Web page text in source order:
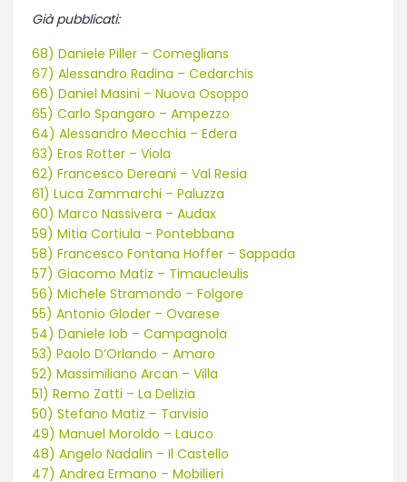
Già pubblicati:
68) Daniele Piller – Comeglians
67) Alessandro Radina – Cedarchis
66) Daniel Masini – Nuova Osoppo
65) Carlo Spangaro – Ampezzo
64) Alessandro Mecchia – Edera
63) Eros Rotter – Viola
62) Francesco Dereani – Val Resia
61) Luca Zammarchi – Paluzza
60) Marco Nassivera – Audax
59) Mitia Cortiula – Pontebbana
58) Francesco Fontana Hoffer – Sappada
57) Giacomo Matiz – Timaucleulis
56) Michele Stramondo – Folgore
55) Antonio Gloder – Ovarese
54) Daniele Iob – Campagnola
53) Paolo D’Orlando – Amaro
52) Massimiliano Arcan – Villa
51) Remo Zatti – La Delizia
50) Stefano Matiz – Tarvisio
49) Manuel Moroldo – Lauco
48) Angelo Nadalin – Il Castello
47) Andrea Ermano – Mobilieri